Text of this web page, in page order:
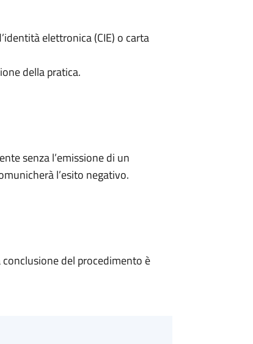
elettronica (CIE) o carta
della pratica.
senza l’emissione di un
l’esito negativo.
del procedimento è